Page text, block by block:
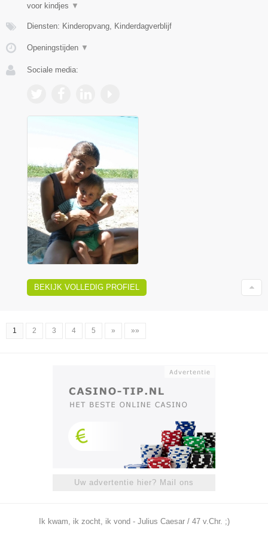
voor kindjes ▼
Diensten: Kinderopvang, Kinderdagverblijf
Openingstijden ▼
Sociale media:
BEKIJK VOLLEDIG PROFIEL
1 2 3 4 5 » »»
Uw advertentie hier? Mail ons
Ik kwam, ik zocht, ik vond - Julius Caesar / 47 v.Chr. ;)